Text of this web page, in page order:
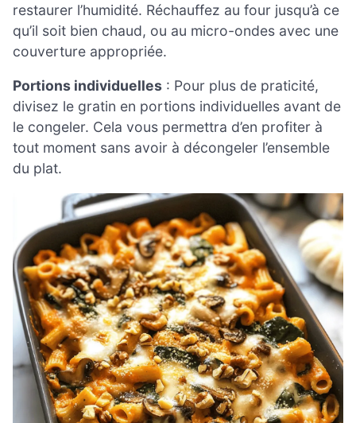
restaurer l’humidité. Réchauffez au four jusqu’à ce
qu’il soit bien chaud, ou au micro-ondes avec une
couverture appropriée.
Portions individuelles : Pour plus de praticité,
divisez le gratin en portions individuelles avant de
le congeler. Cela vous permettra d’en profiter à
tout moment sans avoir à décongeler l’ensemble
du plat.